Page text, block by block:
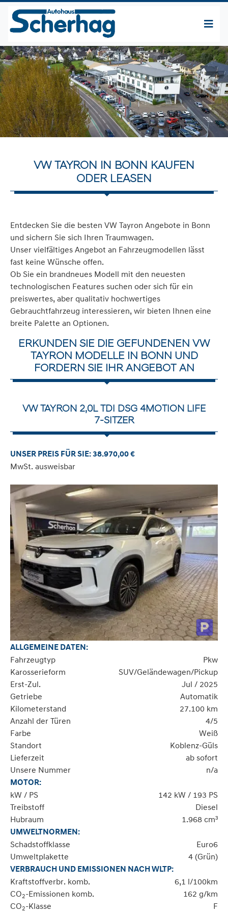
VW TAYRON IN BONN KAUFEN
ODER LEASEN
Entdecken Sie die besten VW Tayron Angebote in Bonn
und sichern Sie sich Ihren Traumwagen.
Unser vielfältiges Angebot an Fahrzeugmodellen lässt
fast keine Wünsche offen.
Ob Sie ein brandneues Modell mit den neuesten
technologischen Features suchen oder sich für ein
preiswertes, aber qualitativ hochwertiges
Gebrauchtfahrzeug interessieren, wir bieten Ihnen eine
breite Palette an Optionen.
ERKUNDEN SIE DIE GEFUNDENEN VW
TAYRON MODELLE IN BONN UND
FORDERN SIE IHR ANGEBOT AN
VW TAYRON 2,0L TDI DSG 4MOTION LIFE
7-SITZER
UNSER PREIS FÜR SIE: 38.970,00 €
MwSt. ausweisbar
ALLGEMEINE DATEN:
Fahrzeugtyp
Pkw
Karosserieform
SUV/Geländewagen/Pickup
Erst-Zul.
Jul / 2025
Getriebe
Automatik
Kilometerstand
27.100 km
Anzahl der Türen
4/5
Farbe
Weiß
Standort
Koblenz-Güls
Lieferzeit
ab sofort
Unsere Nummer
n/a
MOTOR:
kW / PS
142 kW / 193 PS
Treibstoff
Diesel
Hubraum
1.968 cm³
UMWELTNORMEN:
Schadstoffklasse
Euro6
Umweltplakette
4 (Grün)
VERBRAUCH UND EMISSIONEN NACH WLTP:
Kraftstoffverbr. komb.
6,1 l/100km
CO2-Emissionen komb.
162 g/km
CO2-Klasse F